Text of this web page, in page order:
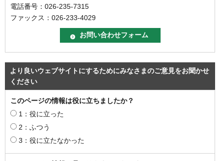
電話番号：026-235-7315
ファックス：026-233-4029
より良いウェブサイトにするためにみなさまのご意見をお聞かせ
ください
このページの情報は役に立ちましたか？
1：役に立った
2：ふつう
3：役に立たなかった